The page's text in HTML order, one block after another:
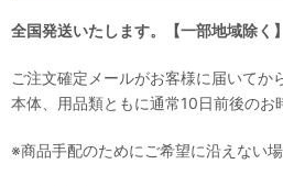
全国発送いたします。【一部地域除く】
ご注文確定メールがお客様に届いてか
本体、用品類ともに通常10日前後のお
※商品手配のためにご希望に沿えない場